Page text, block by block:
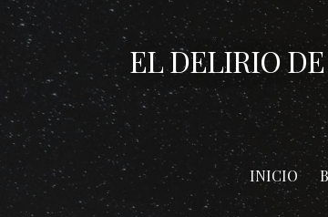
Saltar
al
contenido
EL DELIRIO
INICIO